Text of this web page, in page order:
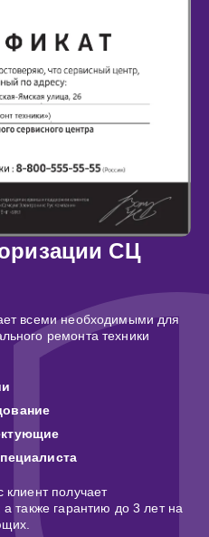
СЦ
всеми необходимыми для
ремонта техники
получает
также гарантию до 3 лет на